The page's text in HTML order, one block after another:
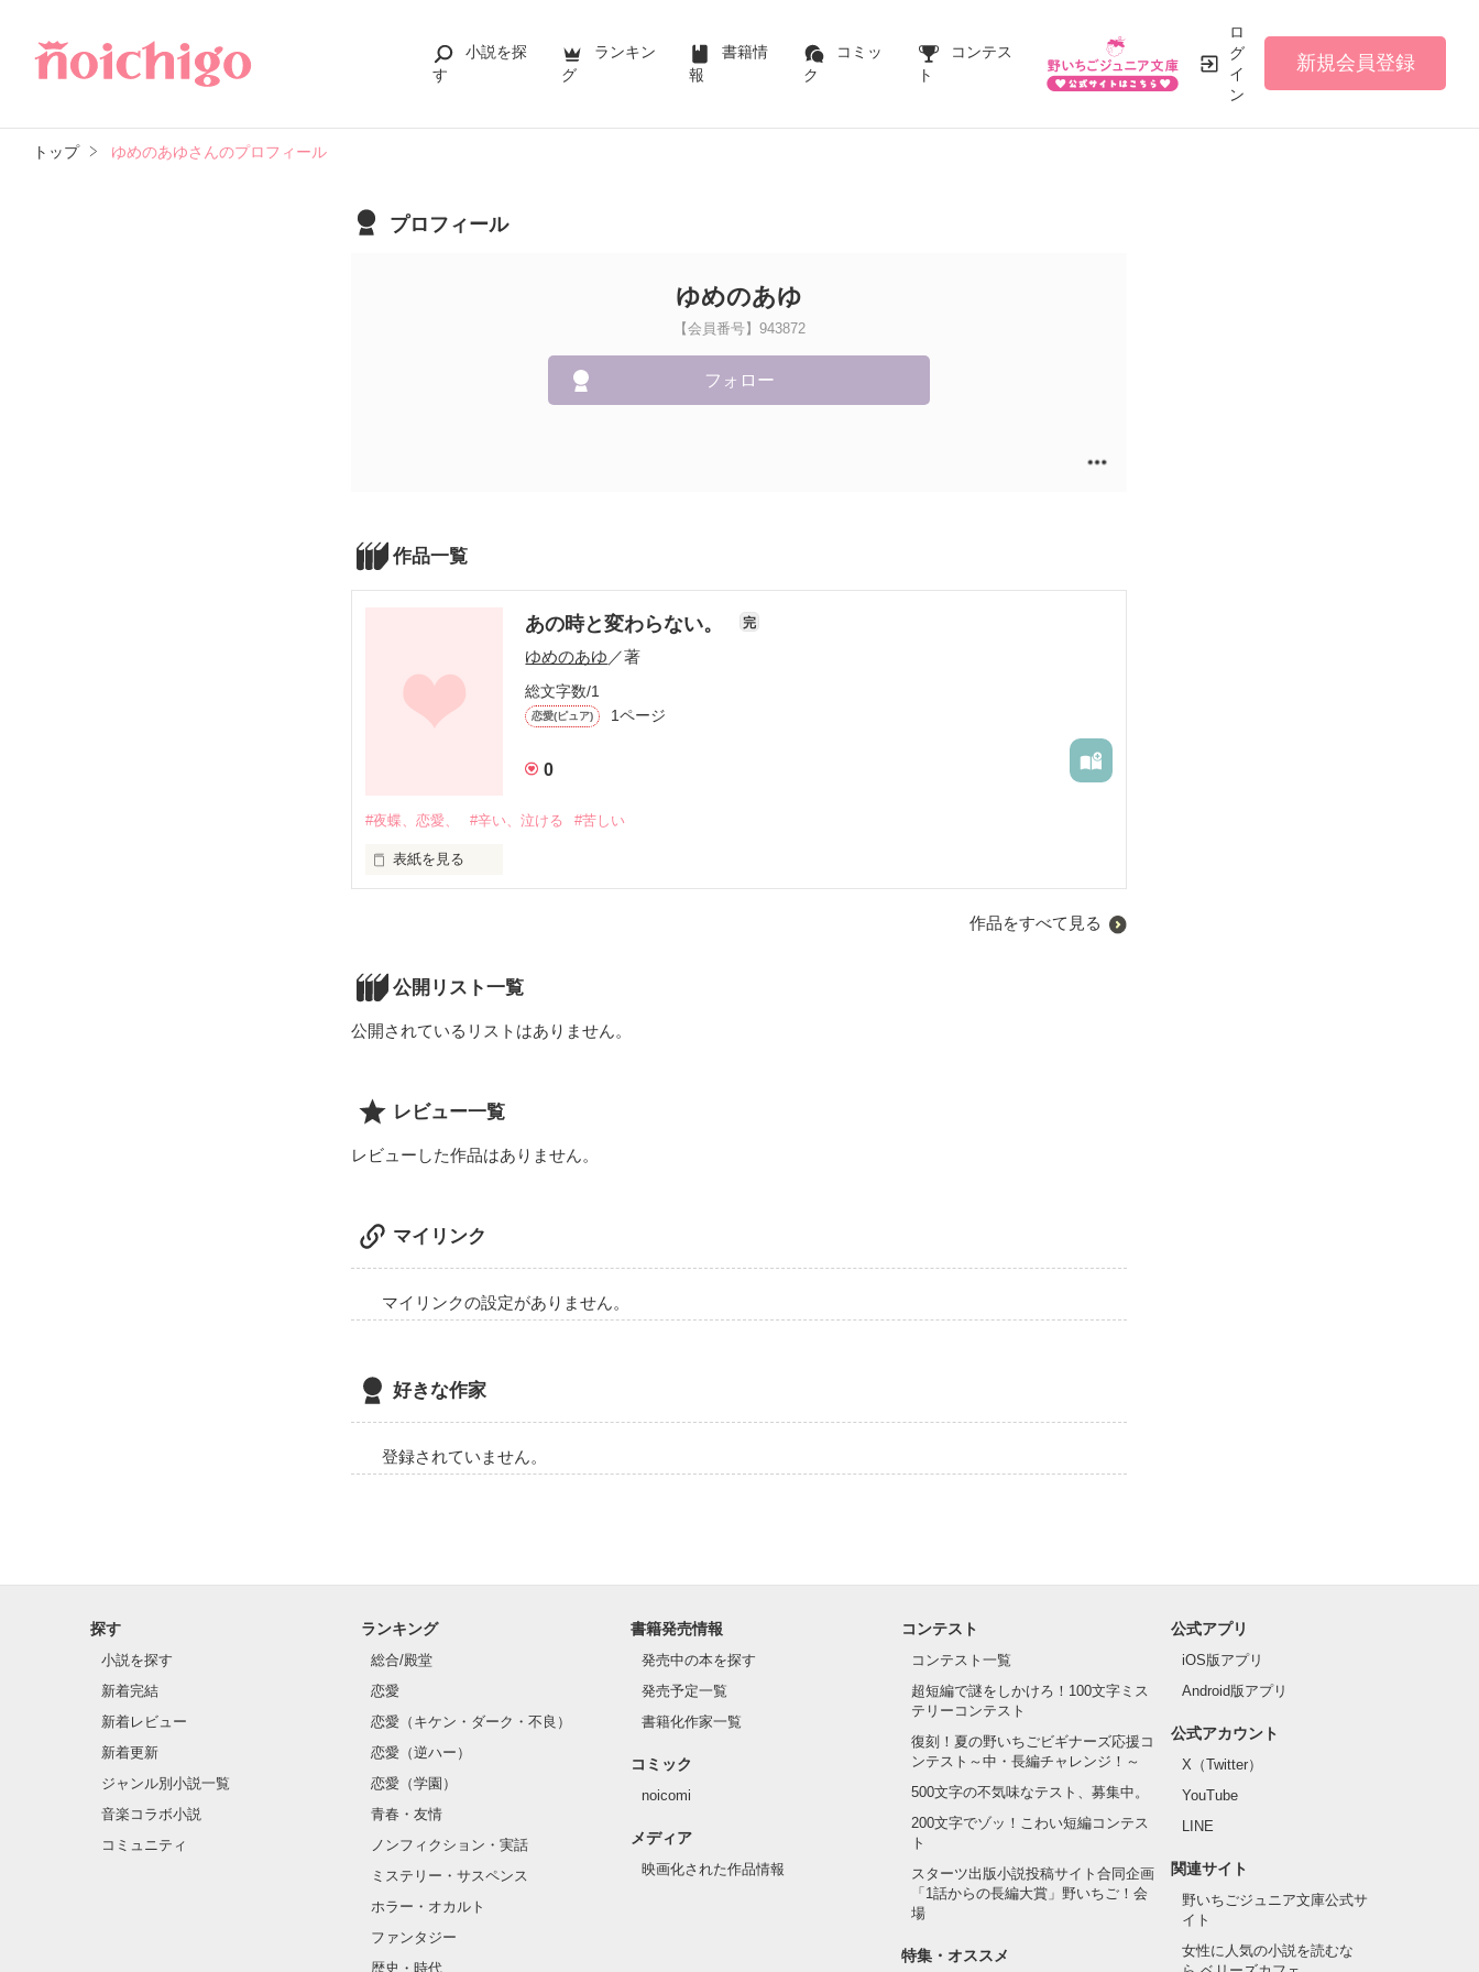
小説を探
す
ランキン
グ
書籍情
報
コミッ
ク
コンテス
ト
ロ
グ
イ
ン
新規会員登録
トップ ゆめのあゆさんのプロフィール
プロフィール
ゆめのあゆ
【会員番号】943872
フォロー
作品一覧
あの時と変わらない。 完
ゆめのあゆ／著
総文字数/1
恋愛(ピュア) 1ページ
0
#夜蝶、恋愛、 #辛い、泣ける #苦しい
表紙を見る
あの時の私はなにもしらなかった。
まだ子供なのにおとなのふり、
作品をすべて見る
公開リスト一覧
公開されているリストはありません。
レビュー一覧
レビューした作品はありません。
マイリンク
マイリンクの設定がありません。
好きな作家
登録されていません。
探す
小説を探す
新着完結
新着レビュー
新着更新
ジャンル別小説一覧
音楽コラボ小説
コミュニティ
ランキング
総合/殿堂
恋愛
恋愛（キケン・ダーク・不良）
恋愛（逆ハー）
恋愛（学園）
青春・友情
ノンフィクション・実話
ミステリー・サスペンス
ホラー・オカルト
ファンタジー
歴史・時代
書籍発売情報
発売中の本を探す
発売予定一覧
書籍化作家一覧
コミック
noicomi
メディア
映画化された作品情報
コンテスト
コンテスト一覧
超短編で謎をしかけろ！100文字ミス
テリーコンテスト
復刻！夏の野いちごビギナーズ応援コ
ンテスト～中・長編チャレンジ！～
500文字の不気味なテスト、募集中。
200文字でゾッ！こわい短編コンテス
ト
スターツ出版小説投稿サイト合同企画
「1話からの長編大賞」野いちご！会
場
特集・オススメ
公式アプリ
iOS版アプリ
Android版アプリ
公式アカウント
X（Twitter）
YouTube
LINE
関連サイト
野いちごジュニア文庫公式サ
イト
女性に人気の小説を読むな